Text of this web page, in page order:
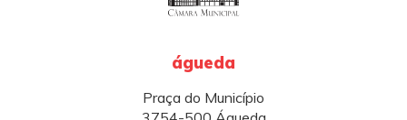
águeda
Praça do Município